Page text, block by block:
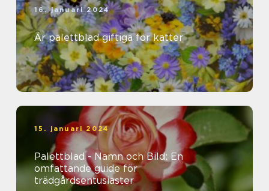
16. januari 2024
Är palettblad giftiga för katter
15. januari 2024
Palettblad - Namn och Bild: En
omfattande guide för
trädgårdsentusiaster